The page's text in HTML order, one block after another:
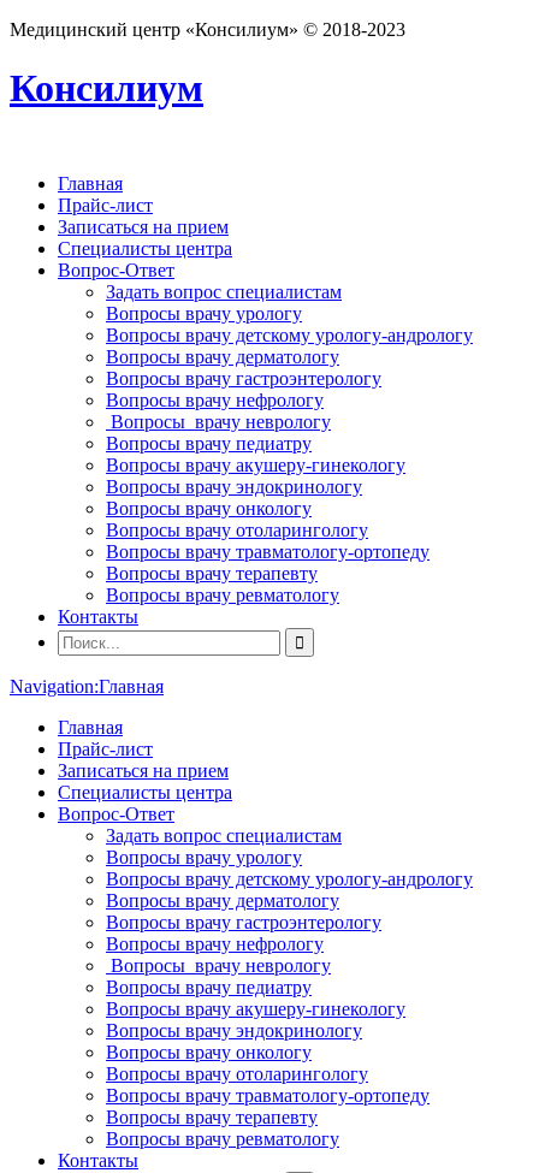
Медицинский центр «Консилиум» © 2018-2023
Консилиум
Главная
Прайс-лист
Записаться на прием
Специалисты центра
Вопрос-Ответ
Задать вопрос специалистам
Вопросы врачу урологу
Вопросы врачу детскому урологу-андрологу
Вопросы врачу дерматологу
Вопросы врачу гастроэнтерологу
Вопросы врачу нефрологу
Вопросы врачу неврологу
Вопросы врачу педиатру
Вопросы врачу акушеру-гинекологу
Вопросы врачу эндокринологу
Вопросы врачу онкологу
Вопросы врачу отоларингологу
Вопросы врачу травматологу-ортопеду
Вопросы врачу терапевту
Вопросы врачу ревматологу
Контакты
Navigation:Главная
Главная
Прайс-лист
Записаться на прием
Специалисты центра
Вопрос-Ответ
Задать вопрос специалистам
Вопросы врачу урологу
Вопросы врачу детскому урологу-андрологу
Вопросы врачу дерматологу
Вопросы врачу гастроэнтерологу
Вопросы врачу нефрологу
Вопросы врачу неврологу
Вопросы врачу педиатру
Вопросы врачу акушеру-гинекологу
Вопросы врачу эндокринологу
Вопросы врачу онкологу
Вопросы врачу отоларингологу
Вопросы врачу травматологу-ортопеду
Вопросы врачу терапевту
Вопросы врачу ревматологу
Контакты